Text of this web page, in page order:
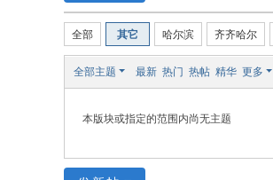
全部 其它 哈尔滨 齐齐哈尔
全部主题 最新 热门 热帖 精华 更多
本版块或指定的范围内尚无主题